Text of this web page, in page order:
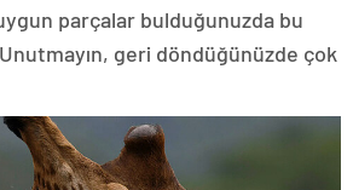
parçalar bulduğunuzda bu
Unutmayın, geri döndüğünüzde çok